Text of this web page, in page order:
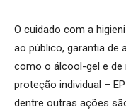
O cuidado com a
ao público, garantia de
como o álcool-gel e de
proteção individual –
dentre outras ações